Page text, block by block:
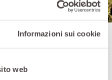
Informazioni sui cookie
webe costante per